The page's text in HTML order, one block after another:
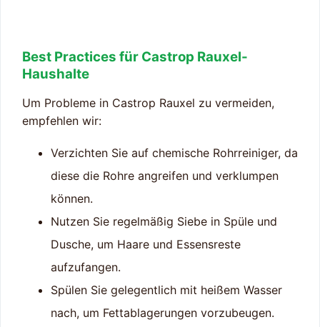
Best Practices für Castrop Rauxel-
Haushalte
Um Probleme in Castrop Rauxel zu vermeiden,
empfehlen wir:
Verzichten Sie auf chemische Rohrreiniger, da
diese die Rohre angreifen und verklumpen
können.
Nutzen Sie regelmäßig Siebe in Spüle und
Dusche, um Haare und Essensreste
aufzufangen.
Spülen Sie gelegentlich mit heißem Wasser
nach, um Fettablagerungen vorzubeugen.